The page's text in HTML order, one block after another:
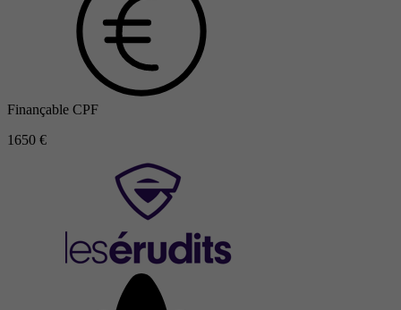
Finançable CPF
1650 €